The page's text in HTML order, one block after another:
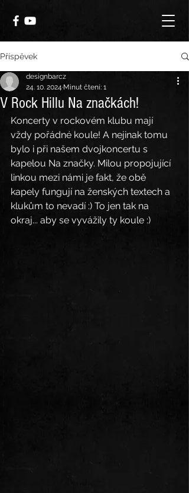
Příspěvek
V Rock Hillu Na značkách!
designbarcz
24. 10. 2024 Minut čtení: 1
Koncerty v rockovém klubu mají
vždy pořádné koule! A nejinak tomu
bylo i při našem dvojkoncertu s
kapelou Na značky. Milou propojující
linkou mezi námi je fakt, že obě
kapely fungují na ženských textech a
klukům to nevadí :) To jen tak na
okraj... aby se vyvážily ty koule :)